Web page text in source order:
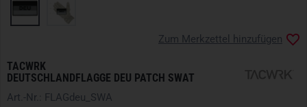
TACWRK
DEUTSCHLANDFLAGGE DEU PATCH SWAT
Zum Merkzettel hinzufügen
Art.-Nr.: FLAGdeu_SWA